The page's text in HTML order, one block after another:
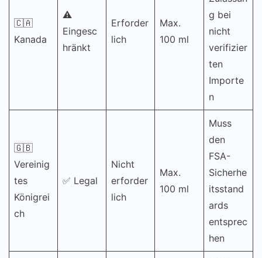
🇨🇦
Kanada
⚠️
Eingesc
hränkt
Erforder
lich
Max.
100 ml
g bei
nicht
verifizier
ten
Importe
n
🇬🇧
Vereinig
tes
Königrei
ch
✅ Legal
Nicht
erforder
lich
Max.
100 ml
Muss
den
FSA-
Sicherhe
itsstand
ards
entsprec
hen